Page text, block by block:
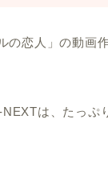
の恋人」の動画
は、たっぷ